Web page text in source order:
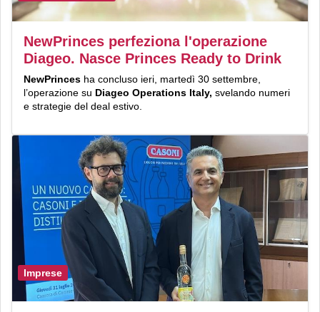
NewPrinces perfeziona l'operazione
Diageo. Nasce Princes Ready to Drink
NewPrinces ha concluso ieri, martedì 30 settembre,
l’operazione su Diageo Operations Italy, svelando numeri
e strategie del deal estivo.
Imprese